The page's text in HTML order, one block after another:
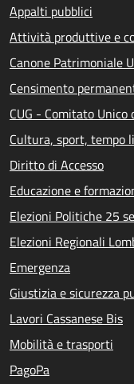
Appalti pubblici
Attività produttive e
Canone Patrimoniale
Censimento
CUG - Comitato Unico
Cultura, sport, tempo
Diritto di Accesso
Educazione e
Elezioni Politiche 25
Elezioni Regionali
Emergenza
Giustizia e sicurezza
Lavori Cassanese Bis
Mobilità e trasporti
PagoPa